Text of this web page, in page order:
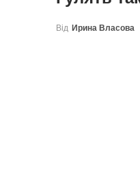
Від Ирина Власова